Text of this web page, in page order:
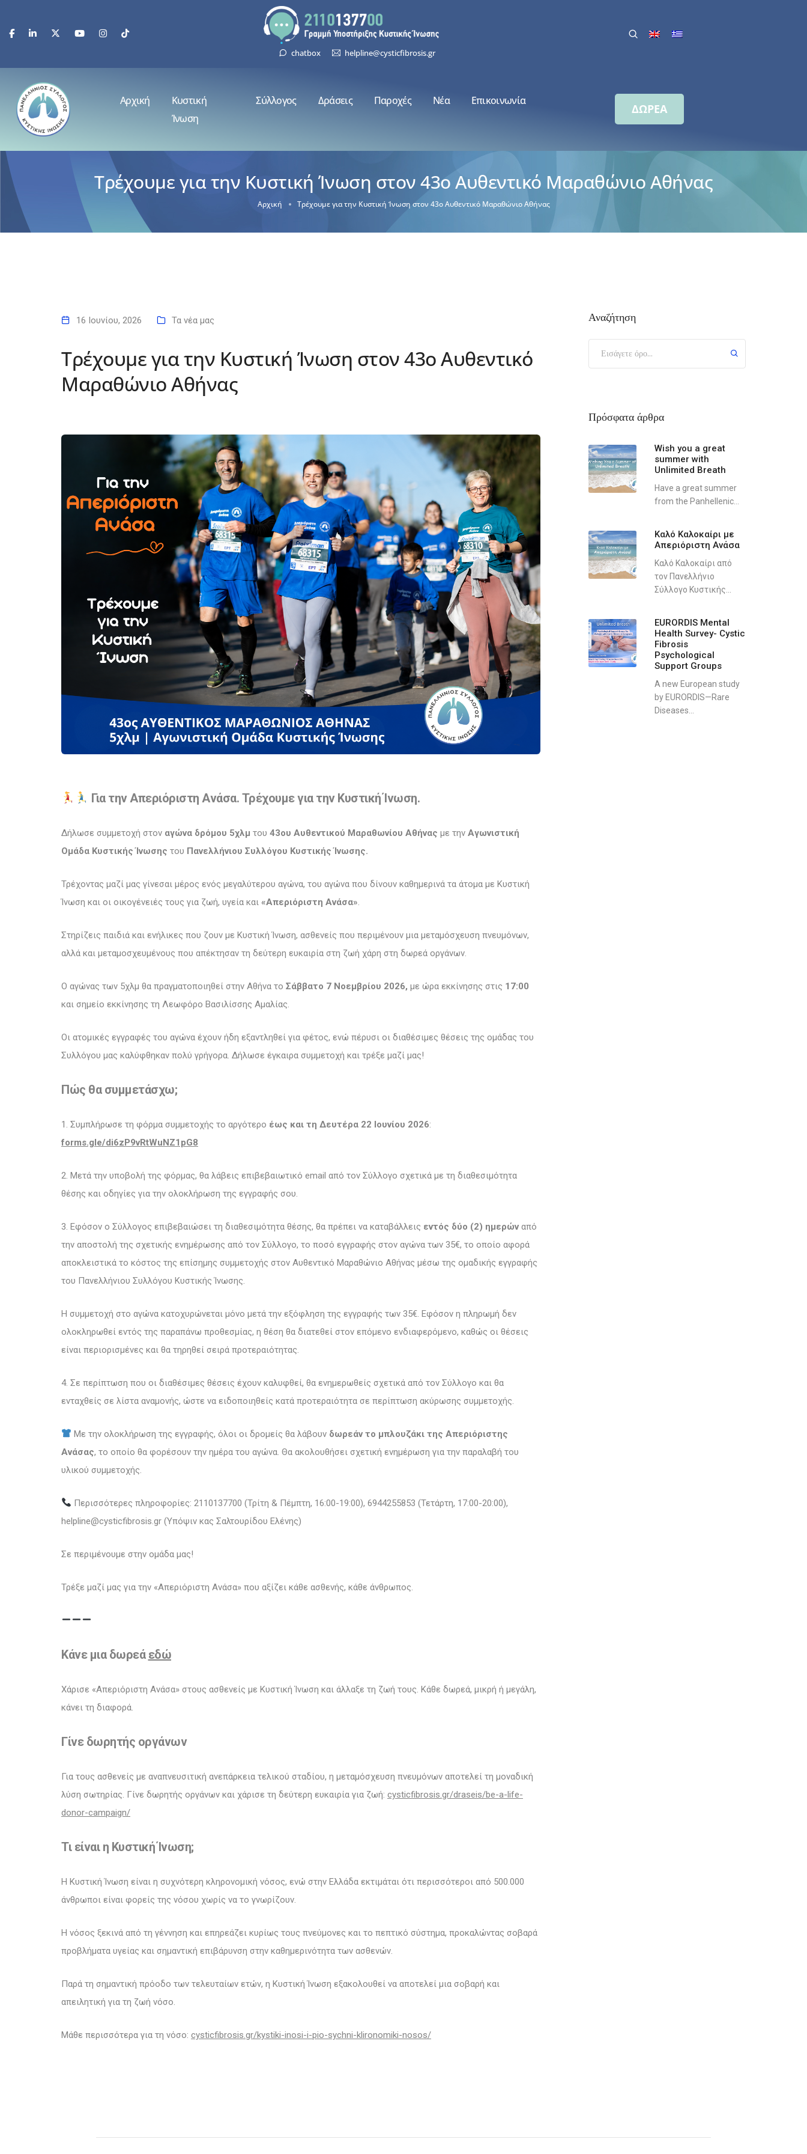
chatbox helpline@cysticfibrosis.gr
Αρχική
Κυστική
Ίνωση
Σύλλογος Δράσεις Παροχές Νέα Επικοινωνία
ΔΩΡΕΑ
Τρέχουμε για την Κυστική Ίνωση στον 43ο Αυθεντικό Μαραθώνιο Αθήνας
Αρχική Τρέχουμε για την Κυστική Ίνωση στον 43ο Αυθεντικό Μαραθώνιο Αθήνας
16 Ιουνίου, 2026 Τα νέα μας
Τρέχουμε για την Κυστική Ίνωση στον 43ο Αυθεντικό
Μαραθώνιο Αθήνας
Για την Απεριόριστη Ανάσα. Τρέχουμε για την Κυστική Ίνωση.
Δήλωσε συμμετοχή στον αγώνα δρόμου 5χλμ του 43ου Αυθεντικού Μαραθωνίου Αθήνας με την Αγωνιστική
Ομάδα Κυστικής Ίνωσης του Πανελλήνιου Συλλόγου Κυστικής Ίνωσης.
Τρέχοντας μαζί μας γίνεσαι μέρος ενός μεγαλύτερου αγώνα, του αγώνα που δίνουν καθημερινά τα άτομα με Κυστική
Ίνωση και οι οικογένειές τους για ζωή, υγεία και «Απεριόριστη Ανάσα».
Στηρίζεις παιδιά και ενήλικες που ζουν με Κυστική Ίνωση, ασθενείς που περιμένουν μια μεταμόσχευση πνευμόνων,
αλλά και μεταμοσχευμένους που απέκτησαν τη δεύτερη ευκαιρία στη ζωή χάρη στη δωρεά οργάνων.
Ο αγώνας των 5χλμ θα πραγματοποιηθεί στην Αθήνα το Σάββατο 7 Νοεμβρίου 2026, με ώρα εκκίνησης στις 17:00
και σημείο εκκίνησης τη Λεωφόρο Βασιλίσσης Αμαλίας.
Οι ατομικές εγγραφές του αγώνα έχουν ήδη εξαντληθεί για φέτος, ενώ πέρυσι οι διαθέσιμες θέσεις της ομάδας του
Συλλόγου μας καλύφθηκαν πολύ γρήγορα. Δήλωσε έγκαιρα συμμετοχή και τρέξε μαζί μας!
Πώς θα συμμετάσχω;
1. Συμπλήρωσε τη φόρμα συμμετοχής το αργότερο έως και τη Δευτέρα 22 Ιουνίου 2026:
forms.gle/di6zP9vRtWuNZ1pG8
2. Μετά την υποβολή της φόρμας, θα λάβεις επιβεβαιωτικό email από τον Σύλλογο σχετικά με τη διαθεσιμότητα
θέσης και οδηγίες για την ολοκλήρωση της εγγραφής σου.
3. Εφόσον ο Σύλλογος επιβεβαιώσει τη διαθεσιμότητα θέσης, θα πρέπει να καταβάλλεις εντός δύο (2) ημερών από
την αποστολή της σχετικής ενημέρωσης από τον Σύλλογο, το ποσό εγγραφής στον αγώνα των 35€, το οποίο αφορά
αποκλειστικά το κόστος της επίσημης συμμετοχής στον Αυθεντικό Μαραθώνιο Αθήνας μέσω της ομαδικής εγγραφής
του Πανελλήνιου Συλλόγου Κυστικής Ίνωσης.
Η συμμετοχή στο αγώνα κατοχυρώνεται μόνο μετά την εξόφληση της εγγραφής των 35€. Εφόσον η πληρωμή δεν
ολοκληρωθεί εντός της παραπάνω προθεσμίας, η θέση θα διατεθεί στον επόμενο ενδιαφερόμενο, καθώς οι θέσεις
είναι περιορισμένες και θα τηρηθεί σειρά προτεραιότητας.
4. Σε περίπτωση που οι διαθέσιμες θέσεις έχουν καλυφθεί, θα ενημερωθείς σχετικά από τον Σύλλογο και θα
ενταχθείς σε λίστα αναμονής, ώστε να ειδοποιηθείς κατά προτεραιότητα σε περίπτωση ακύρωσης συμμετοχής.
Με την ολοκλήρωση της εγγραφής, όλοι οι δρομείς θα λάβουν δωρεάν το μπλουζάκι της Απεριόριστης
Ανάσας, το οποίο θα φορέσουν την ημέρα του αγώνα. Θα ακολουθήσει σχετική ενημέρωση για την παραλαβή του
υλικού συμμετοχής.
Περισσότερες πληροφορίες: 2110137700 (Τρίτη & Πέμπτη, 16:00-19:00), 6944255853 (Τετάρτη, 17:00-20:00),
helpline@cysticfibrosis.gr (Υπόψιν κας Σαλτουρίδου Ελένης)
Σε περιμένουμε στην ομάδα μας!
Τρέξε μαζί μας για την «Απεριόριστη Ανάσα» που αξίζει κάθε ασθενής, κάθε άνθρωπος.
Κάνε μια δωρεά εδώ
Χάρισε «Απεριόριστη Ανάσα» στους ασθενείς με Κυστική Ίνωση και άλλαξε τη ζωή τους. Κάθε δωρεά, μικρή ή μεγάλη,
κάνει τη διαφορά.
Γίνε δωρητής οργάνων
Για τους ασθενείς με αναπνευσιτική ανεπάρκεια τελικού σταδίου, η μεταμόσχευση πνευμόνων αποτελεί τη μοναδική
λύση σωτηρίας. Γίνε δωρητής οργάνων και χάρισε τη δεύτερη ευκαιρία για ζωή: cysticfibrosis.gr/draseis/be-a-life-
donor-campaign/
Τι είναι η Κυστική Ίνωση;
Η Κυστική Ίνωση είναι η συχνότερη κληρονομική νόσος, ενώ στην Ελλάδα εκτιμάται ότι περισσότεροι από 500.000
άνθρωποι είναι φορείς της νόσου χωρίς να το γνωρίζουν.
Η νόσος ξεκινά από τη γέννηση και επηρεάζει κυρίως τους πνεύμονες και το πεπτικό σύστημα, προκαλώντας σοβαρά
προβλήματα υγείας και σημαντική επιβάρυνση στην καθημερινότητα των ασθενών.
Παρά τη σημαντική πρόοδο των τελευταίων ετών, η Κυστική Ίνωση εξακολουθεί να αποτελεί μια σοβαρή και
απειλητική για τη ζωή νόσο.
Μάθε περισσότερα για τη νόσο: cysticfibrosis.gr/kystiki-inosi-i-pio-sychni-klironomiki-nosos/
Αναζήτηση
Πρόσφατα άρθρα
Wish you a great
summer with
Unlimited Breath
Have a great summer
from the Panhellenic...
Καλό Καλοκαίρι με
Απεριόριστη Ανάσα
Καλό Καλοκαίρι από
τον Πανελλήνιο
Σύλλογο Κυστικής...
EURORDIS Mental
Health Survey- Cystic
Fibrosis
Psychological
Support Groups
A new European study
by EURORDIS—Rare
Diseases...